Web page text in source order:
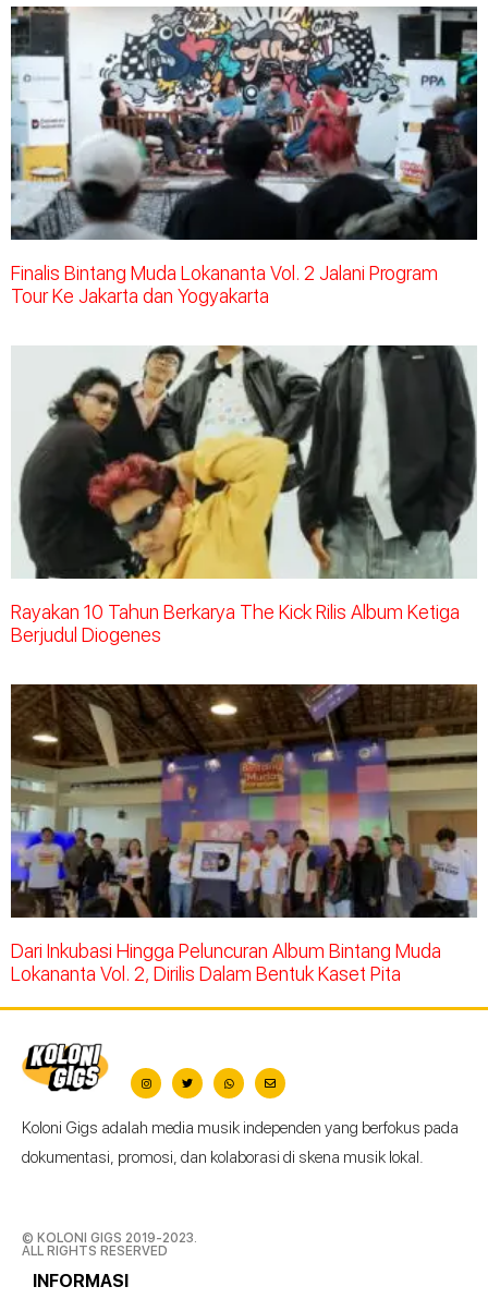
Finalis Bintang Muda Lokananta Vol. 2 Jalani Program
Tour Ke Jakarta dan Yogyakarta
Rayakan 10 Tahun Berkarya The Kick Rilis Album Ketiga
Berjudul Diogenes
Dari Inkubasi Hingga Peluncuran Album Bintang Muda
Lokananta Vol. 2, Dirilis Dalam Bentuk Kaset Pita
Koloni Gigs adalah media musik independen yang berfokus pada
dokumentasi, promosi, dan kolaborasi di skena musik lokal.
© KOLONI GIGS 2019-2023.
ALL RIGHTS RESERVED
INFORMASI